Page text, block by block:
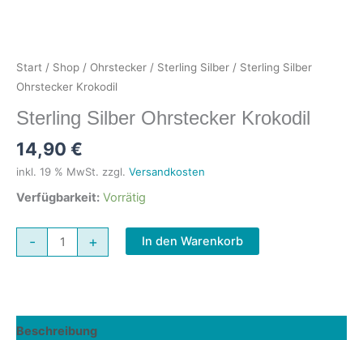
Start / Shop / Ohrstecker / Sterling Silber / Sterling Silber
Ohrstecker Krokodil
Sterling Silber Ohrstecker Krokodil
14,90 €
inkl. 19 % MwSt. zzgl. Versandkosten
Verfügbarkeit: Vorrätig
-
Silber
Menge
+ In den Warenkorb
Beschreibung